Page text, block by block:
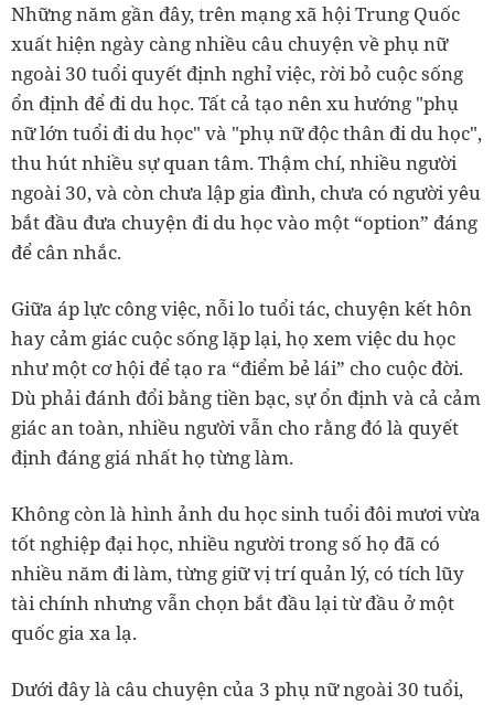
Những năm gần đây, trên mạng xã hội Trung Quốc
xuất hiện ngày càng nhiều câu chuyện về phụ nữ
ngoài 30 tuổi quyết định nghỉ việc, rời bỏ cuộc sống
ổn định để đi du học. Tất cả tạo nên xu hướng "phụ
nữ lớn tuổi đi du học" và "phụ nữ độc thân đi du học",
thu hút nhiều sự quan tâm. Thậm chí, nhiều người
ngoài 30, và còn chưa lập gia đình, chưa có người yêu
bắt đầu đưa chuyện đi du học vào một “option” đáng
để cân nhắc.
Giữa áp lực công việc, nỗi lo tuổi tác, chuyện kết hôn
hay cảm giác cuộc sống lặp lại, họ xem việc du học
như một cơ hội để tạo ra “điểm bẻ lái” cho cuộc đời.
Dù phải đánh đổi bằng tiền bạc, sự ổn định và cả cảm
giác an toàn, nhiều người vẫn cho rằng đó là quyết
định đáng giá nhất họ từng làm.
Không còn là hình ảnh du học sinh tuổi đôi mươi vừa
tốt nghiệp đại học, nhiều người trong số họ đã có
nhiều năm đi làm, từng giữ vị trí quản lý, có tích lũy
tài chính nhưng vẫn chọn bắt đầu lại từ đầu ở một
quốc gia xa lạ.
Dưới đây là câu chuyện của 3 phụ nữ ngoài 30 tuổi,